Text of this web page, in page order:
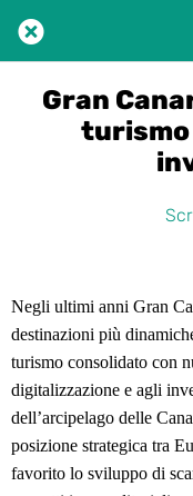
Gran
Negli ultimi anni Gran
destinazioni più
turismo consolidato con
digitalizzazione e agli
dell’arcipelago delle
posizione strategica tra
favorito lo sviluppo di